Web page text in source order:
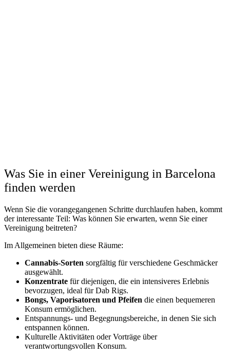
Was Sie in einer Vereinigung in Barcelona
finden werden
Wenn Sie die vorangegangenen Schritte durchlaufen haben, kommt
der interessante Teil: Was können Sie erwarten, wenn Sie einer
Vereinigung beitreten?
Im Allgemeinen bieten diese Räume:
Cannabis-Sorten sorgfältig für verschiedene Geschmäcker
ausgewählt.
Konzentrate für diejenigen, die ein intensiveres Erlebnis
bevorzugen, ideal für Dab Rigs.
Bongs, Vaporisatoren und Pfeifen die einen bequemeren
Konsum ermöglichen.
Entspannungs- und Begegnungsbereiche, in denen Sie sich
entspannen können.
Kulturelle Aktivitäten oder Vorträge über
verantwortungsvollen Konsum.